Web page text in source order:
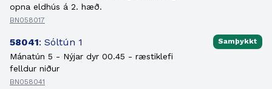
opna eldhús á 2. hæð.
BN058017
58041: Sóltún 1
Mánatún 5 - Nýjar dyr 00.45 - ræstiklefi
felldur niður
BN058041
Samþykkt